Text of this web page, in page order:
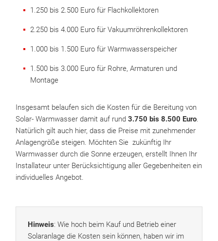
1.250 bis 2.500 Euro für Flachkollektoren
2.250 bis 4.000 Euro für Vakuumröhrenkollektoren
1.000 bis 1.500 Euro für Warmwasserspeicher
1.500 bis 3.000 Euro für Rohre, Armaturen und
Montage
Insgesamt belaufen sich die Kosten für die Bereitung von
Solar- Warmwasser damit auf rund 3.750 bis 8.500 Euro.
Natürlich gilt auch hier, dass die Preise mit zunehmender
Anlagengröße steigen. Möchten Sie zukünftig Ihr
Warmwasser durch die Sonne erzeugen, erstellt Ihnen Ihr
Installateur unter Berücksichtigung aller Gegebenheiten ein
individuelles Angebot.
Hinweis: Wie hoch beim Kauf und Betrieb einer
Solaranlage die Kosten sein können, haben wir im